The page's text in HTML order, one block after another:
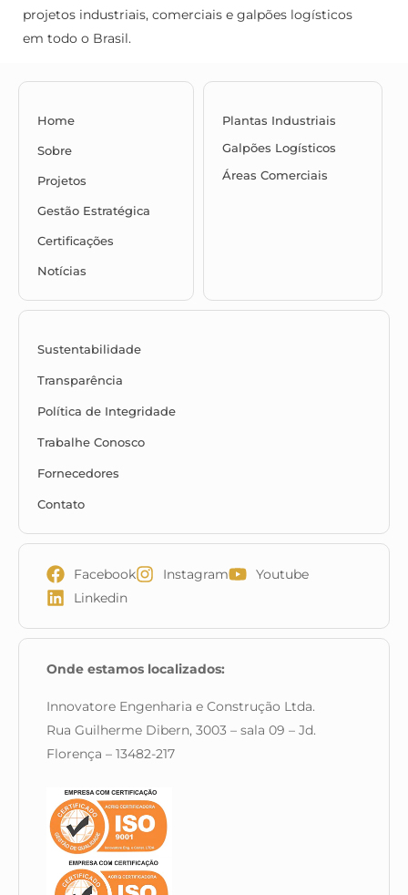
projetos industriais, comerciais e galpões logísticos
em todo o Brasil.
Home
Sobre
Projetos
Gestão Estratégica
Certificações
Notícias
Plantas Industriais
Galpões Logísticos
Áreas Comerciais
Sustentabilidade
Transparência
Política de Integridade
Trabalhe Conosco
Fornecedores
Contato
Facebook Instagram
Youtube
Linkedin
Onde estamos localizados:
Innovatore Engenharia e Construção Ltda.
Rua Guilherme Dibern, 3003 – sala 09 – Jd.
Florença – 13482-217